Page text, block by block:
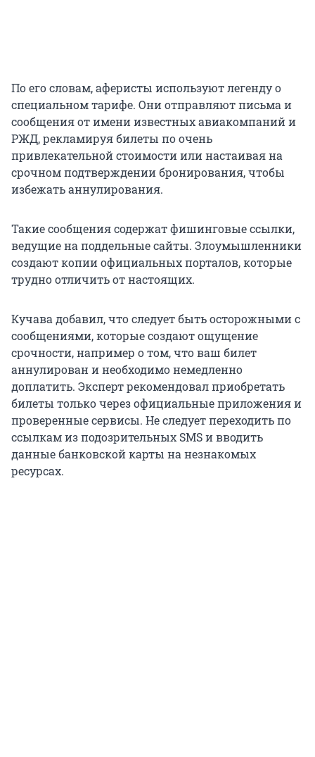
По его словам, аферисты используют легенду о
специальном тарифе. Они отправляют письма и
сообщения от имени известных авиакомпаний и
РЖД, рекламируя билеты по очень
привлекательной стоимости или настаивая на
срочном подтверждении бронирования, чтобы
избежать аннулирования.
Такие сообщения содержат фишинговые ссылки,
ведущие на поддельные сайты. Злоумышленники
создают копии официальных порталов, которые
трудно отличить от настоящих.
Кучава добавил, что следует быть осторожными с
сообщениями, которые создают ощущение
срочности, например о том, что ваш билет
аннулирован и необходимо немедленно
доплатить. Эксперт рекомендовал приобретать
билеты только через официальные приложения и
проверенные сервисы. Не следует переходить по
ссылкам из подозрительных SMS и вводить
данные банковской карты на незнакомых
ресурсах.